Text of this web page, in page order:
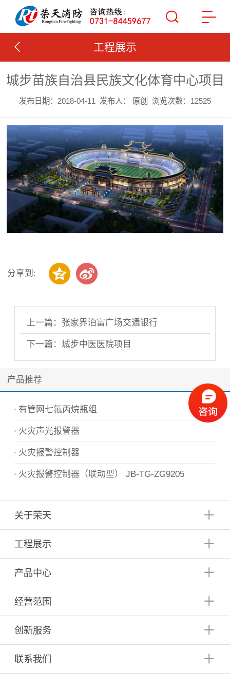
工程展示
城步苗族自治县民族文化体育中心项目
发布日期：2018-04-11 发布人： 原创 浏览次数：12525
分享到:
上一篇：张家界泊富广场交通银行
下一篇：城步中医医院项目
产品推荐
有管网七氟丙烷瓶组
火灾声光报警器
火灾报警控制器
火灾报警控制器（联动型） JB-TG-ZG9205
关于荣天
工程展示
产品中心
经营范围
创新服务
联系我们